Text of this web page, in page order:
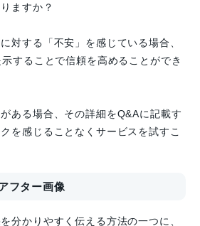
ますか？
対する「不安」を感じている場合、
することで信頼を高めることができ
ある場合、その詳細をQ&Aに記載す
を感じることなくサービスを試すこ
フター画像
分かりやすく伝える方法の一つに、